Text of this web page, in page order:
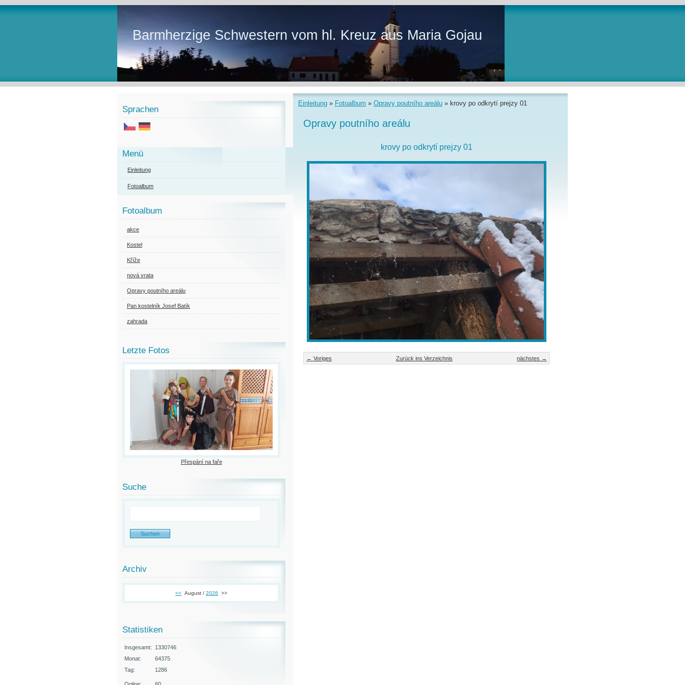
Barmherzige Schwestern vom hl. Kreuz aus Maria Gojau
Einleitung » Fotoalbum » Opravy poutního areálu » krovy po odkrytí prejzy 01
Opravy poutního areálu
krovy po odkrytí prejzy 01
← Voriges nächstes →
Zurück ins Verzeichnis
Sprachen
Menü
Einleitung
Fotoalbum
Fotoalbum
akce
Kostel
Kříže
nová vrata
Opravy poutního areálu
Pan kostelník Josef Batík
zahrada
Letzte Fotos
Přespání na faře
Suche
Archiv
<< August / 2026 >>
Statistiken
Insgesamt:
1330746
Monat:
64375
Tag:
1286